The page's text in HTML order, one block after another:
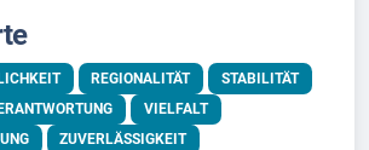
REGIONALITÄT
STABILITÄT
VIELFALT
ZUVERLÄSSIGKEIT